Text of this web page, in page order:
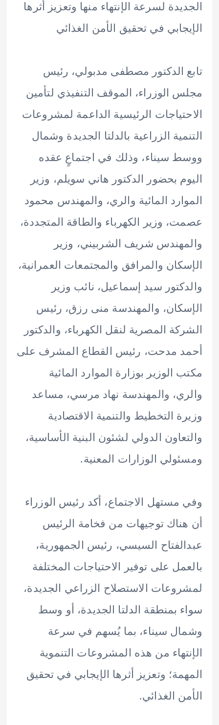
لسرعة الإنتهاء منها وتعزيز أثرها
في تحقيق الأمن الغذائي
الدكتور مصطفى مدبولي، رئيس
الوزراء، الموقف التنفيذي لتأمين
الرئيسية الداعمة لمشروعات
الزراعية بالدلتا الجديدة وشمال
سيناء، وذلك في اجتماعٍ عقده
بحضور الدكتور هاني سويلم، وزير
المائية والري، والمهندس محمود
وزير الكهرباء والطاقة المتجددة،
شريف الشربيني، وزير
والمرافق والمجتمعات العمرانية،
سيد إسماعيل، نائب وزير
والمهندسة منى رزق، رئيس
المصرية لنقل الكهرباء، والدكتور
مدحت، رئيس القطاع المشرف على
الوزير بوزارة الموارد المائية
والمهندسة نهاد مرسي، مساعد
التخطيط والتنمية الاقتصادية
الدولي لشئون البنية الأساسية،
الوزارات المعنية.
الاجتماع، أكد رئيس الوزراء
توجيهات من فخامة الرئيس
السيسي، رئيس الجمهورية،
على توفير الاحتياجات المختلفة
الاستصلاح الزراعي الجديدة،
بمنطقة الدلتا الجديدة، أو وسط
سيناء، بما يُسهم في سرعة
من هذه المشروعات التنموية
وتعزيز أثرها الإيجابي في تحقيق
الغذائي.